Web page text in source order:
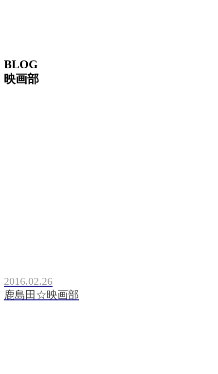
BLOG
映画部
2016.02.26
鹿島田☆映画部